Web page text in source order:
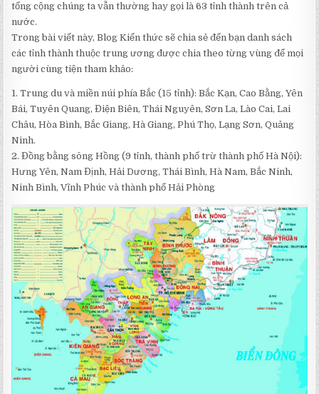
tổng cộng chúng ta vẫn thường hay gọi là 63 tỉnh thành trên cả
nước.
Trong bài viết này, Blog Kiến thức sẽ chia sẻ đến bạn danh sách
các tỉnh thành thuộc trung ương được chia theo từng vùng để mọi
người cùng tiện tham khảo:
1. Trung du và miền núi phía Bắc (15 tỉnh): Bắc Kạn, Cao Bằng, Yên
Bái, Tuyên Quang, Điện Biên, Thái Nguyên, Sơn La, Lào Cai, Lai
Châu, Hòa Bình, Bắc Giang, Hà Giang, Phú Thọ, Lạng Sơn, Quảng
Ninh.
2. Đồng bằng sông Hồng (9 tỉnh, thành phố trừ thành phố Hà Nội):
Hưng Yên, Nam Định, Hải Dương, Thái Bình, Hà Nam, Bắc Ninh,
Ninh Bình, Vĩnh Phúc và thành phố Hải Phòng